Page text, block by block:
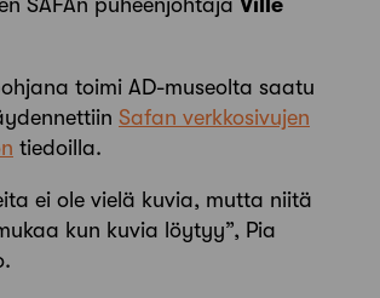
SAFAn puheenjohtaja Ville
toimi AD-museolta saatu
Safan verkkosivujen
tiedoilla.
ei ole vielä kuvia, mutta niitä
kun kuvia löytyy”, Pia